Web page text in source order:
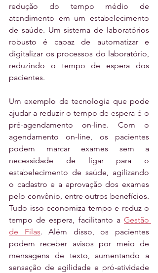
redução do tempo médio de
atendimento em um estabelecimento
de saúde. Um sistema de laboratórios
robusto é capaz de automatizar e
digitalizar os processos do laboratório,
reduzindo o tempo de espera dos
pacientes.
Um exemplo de tecnologia que pode
ajudar a reduzir o tempo de espera é o
pré-agendamento on-line. Com o
agendamento on-line, os pacientes
podem marcar exames sem a
necessidade de ligar para o
estabelecimento de saúde, agilizando
o cadastro e a aprovação dos exames
pelo convênio, entre outros benefícios.
Tudo isso economiza tempo e reduz o
tempo de espera, facilitanto a Gestão
de Filas. Além disso, os pacientes
podem receber avisos por meio de
mensagens de texto, aumentando a
sensação de agilidade e pró-atividade